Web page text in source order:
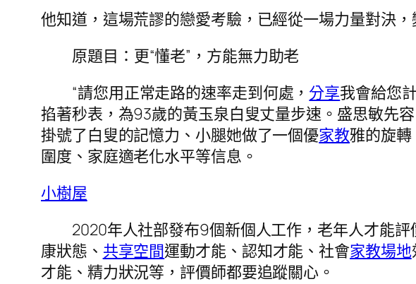
他知道，這場荒謬的戀愛考驗，已經從一場力量對決
原題目：更“懂老”，方能無力助老
“請您用正常走路的速率走到何處， 分享我會給您
掐著秒表，為93歲的黃玉泉白叟丈量步速。盛思敏先
掛號了白叟的記憶力、小腿她做了一個優家教雅的旋
圍度、家庭適老化水平等信息。
小樹屋
2020年人社部發布9個新個人工作，老年人才能
康狀態、 共享空間運動才能、認知才能、社會家教場地
才能、精力狀況等，評價師都要追蹤關心。